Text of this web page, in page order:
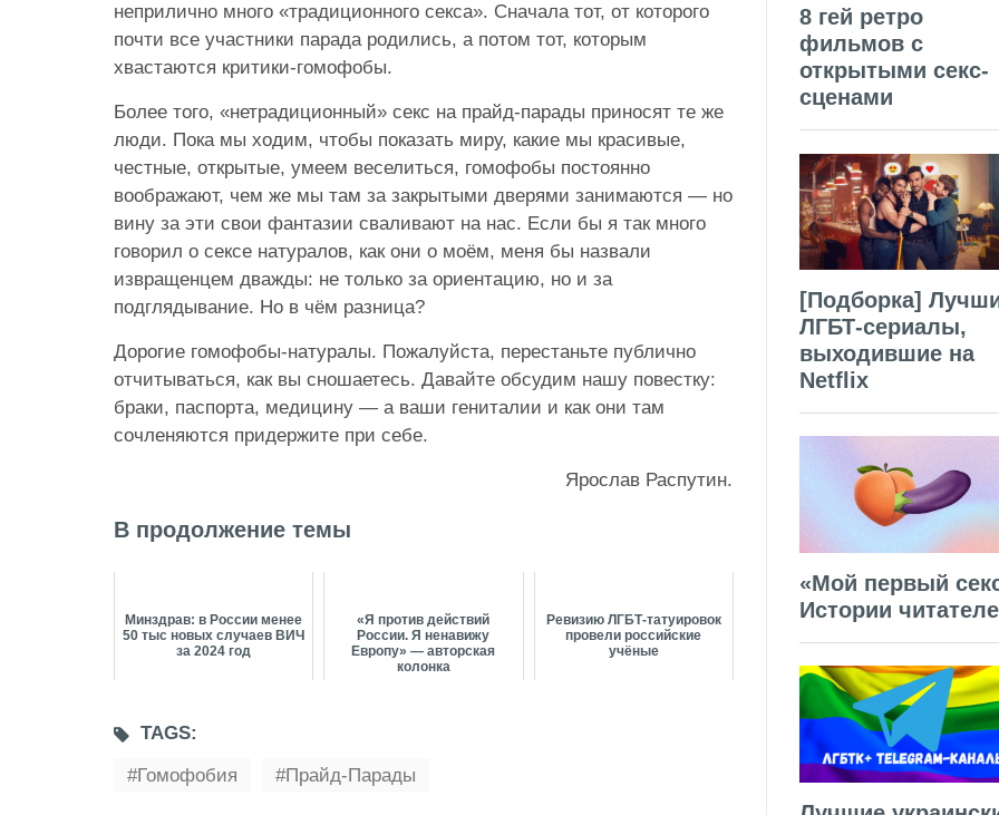
неприлично много «традиционного секса». Сначала тот, от которого
почти все участники парада родились, а потом тот, которым
хвастаются критики-гомофобы.
Более того, «нетрадиционный» секс на прайд-парады приносят те же
люди. Пока мы ходим, чтобы показать миру, какие мы красивые,
честные, открытые, умеем веселиться, гомофобы постоянно
воображают, чем же мы там за закрытыми дверями занимаются — но
вину за эти свои фантазии сваливают на нас. Если бы я так много
говорил о сексе натуралов, как они о моём, меня бы назвали
извращенцем дважды: не только за ориентацию, но и за
подглядывание. Но в чём разница?
Дорогие гомофобы-натуралы. Пожалуйста, перестаньте публично
отчитываться, как вы сношаетесь. Давайте обсудим нашу повестку:
браки, паспорта, медицину — а ваши гениталии и как они там
сочленяются придержите при себе.
Ярослав Распутин.
В продолжение темы
Минздрав: в России менее
50 тыс новых случаев ВИЧ
за 2024 год
«Я против действий
России. Я ненавижу
Европу» — авторская
колонка
Ревизию ЛГБТ-татуировок
провели российские
учёные
TAGS:
Гомофобия
Прайд-Парады
8 гей ретро
фильмов с
открытыми секс-
сценами
[Подборка]
ЛГБТ-сериалы,
выходившие на
Netflix
«Мой первый
Истории